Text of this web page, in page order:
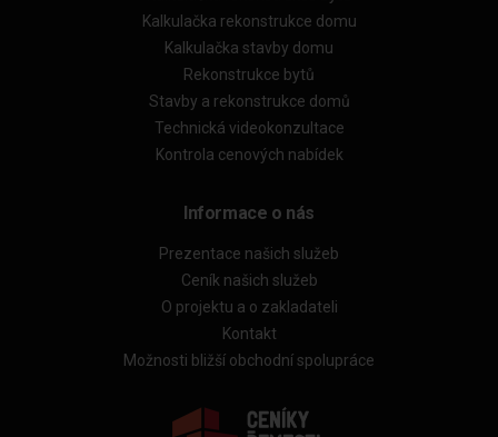
Kalkulačka rekonstrukce domu
Kalkulačka stavby domu
Rekonstrukce bytů
Stavby a rekonstrukce domů
Technická videokonzultace
Kontrola cenových nabídek
Informace o nás
Prezentace našich služeb
Ceník našich služeb
O projektu a o zakladateli
Kontakt
Možnosti bližší obchodní spolupráce